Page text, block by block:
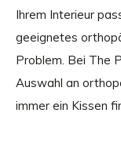
Ihrem Interieur
geeignetes
Problem. Bei The
Auswahl an
immer ein Kissen